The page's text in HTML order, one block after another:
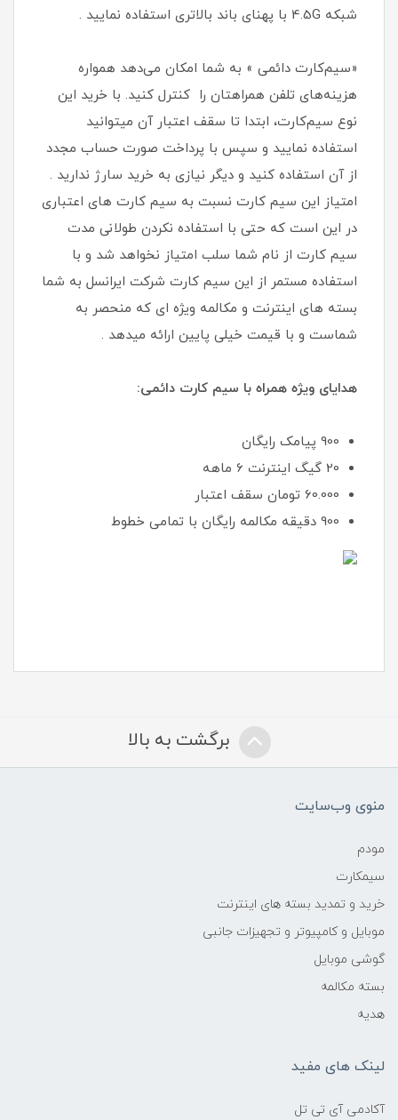
شبکه 4.5G با پهنای باند بالاتری استفاده نمایید .
«سیم‌کارت دائمی » به شما امکان می‌دهد همواره
هزینه‌های تلفن همراهتان را کنترل کنید. با خرید این
نوع سیم‌کارت، ابتدا تا سقف اعتبار آن میتوانید
استفاده نمایید و سپس با پرداخت صورت حساب مجدد
از آن استفاده کنید و دیگر نیازی به خرید سارژ ندارید .
امتیاز این سیم کارت نسبت به سیم کارت های اعتباری
در این است که حتی با استفاده نکردن طولانی مدت
سیم کارت از نام شما سلب امتیاز نخواهد شد و با
استفاده مستمر از این سیم کارت شرکت ایرانسل به شما
بسته های اینترنت و مکالمه ویژه ای که منحصر به
شماست و با قیمت خیلی پایین ارائه میدهد .
هدایای ویژه همراه با سیم کارت دائمی:
900 پیامک رایگان
20 گیگ اینترنت 6 ماهه
60.000 تومان سقف اعتبار
900 دقیقه مکالمه رایگان با تمامی خطوط
برگشت به بالا
منوی وب‌سایت
مودم
سیمکارت
خرید و تمدید بسته های اینترنت
موبایل و کامپیوتر و تجهیزات جانبی
گوشی موبایل
بسته مکالمه
هدیه
لینک های مفید
آکادمی آی تی تل